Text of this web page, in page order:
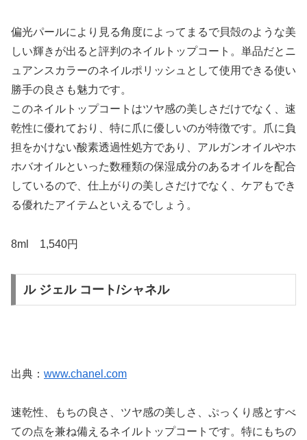
偏光パールにより見る角度によってまるで貝殻のような美
しい輝きが出ると評判のネイルトップコート。単品だとニ
ュアンスカラーのネイルポリッシュとして使用できる使い
勝手の良さも魅力です。
このネイルトップコートはツヤ感の美しさだけでなく、速
乾性に優れており、特に爪に優しいのが特徴です。爪に負
担をかけない酸素透過性処方であり、アルガンオイルやホ
ホバオイルといった数種類の保湿成分のあるオイルを配合
しているので、仕上がりの美しさだけでなく、ケアもでき
る優れたアイテムといえるでしょう。
8ml 1,540円
ル ジェル コート/シャネル
出典： www.chanel.com
速乾性、もちの良さ、ツヤ感の美しさ、ぷっくり感とすべ
ての点を兼ね備えるネイルトップコートです。特にもちの